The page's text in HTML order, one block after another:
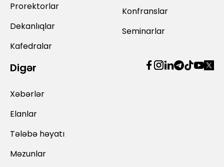
Prorektorlar
Dekanlıqlar
Kafedralar
Konfranslar
Seminarlar
Digər
Xəbərlər
Elanlar
Tələbə həyatı
Məzunlar